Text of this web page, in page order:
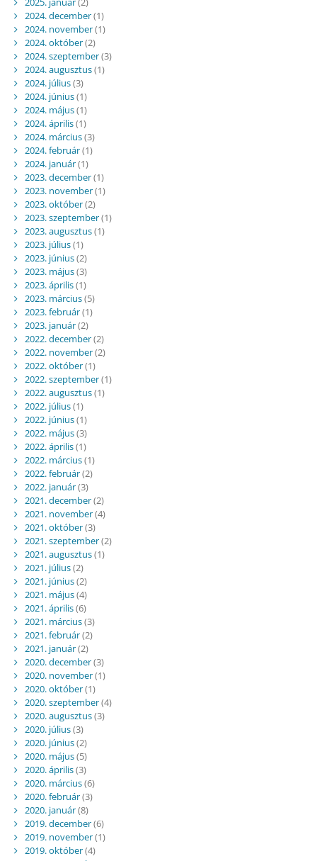
2024. december(1)
2024. november(1)
2024. október(2)
2024. szeptember(3)
2024. augusztus(1)
2024. július(3)
2024. június(1)
2024. május(1)
2024. április(1)
2024. március(3)
2024. február(1)
2024. január(1)
2023. december(1)
2023. november(1)
2023. október(2)
2023. szeptember(1)
2023. augusztus(1)
2023. július(1)
2023. június(2)
2023. május(3)
2023. április(1)
2023. március(5)
2023. február(1)
2023. január(2)
2022. december(2)
2022. november(2)
2022. október(1)
2022. szeptember(1)
2022. augusztus(1)
2022. július(1)
2022. június(1)
2022. május(3)
2022. április(1)
2022. március(1)
2022. február(2)
2022. január(3)
2021. december(2)
2021. november(4)
2021. október(3)
2021. szeptember(2)
2021. augusztus(1)
2021. július(2)
2021. június(2)
2021. május(4)
2021. április(6)
2021. március(3)
2021. február(2)
2021. január(2)
2020. december(3)
2020. november(1)
2020. október(1)
2020. szeptember(4)
2020. augusztus(3)
2020. július(3)
2020. június(2)
2020. május(5)
2020. április(3)
2020. március(6)
2020. február(3)
2020. január(8)
2019. december(6)
2019. november(1)
2019. október(4)